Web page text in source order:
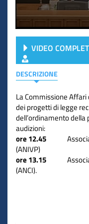
VIDEO
DESCRIZIONE
La Commissione Affari
dei progetti di legge
dell’ordinamento della
audizioni:
ore 12.45
(ANIVP)
ore 13.15
(ANCI).